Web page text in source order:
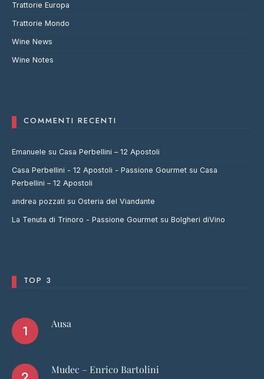
Trattorie Europa
Trattorie Mondo
Wine News
Wine Notes
COMMENTI RECENTI
Emanuele su Casa Perbellini – 12 Apostoli
Casa Perbellini - 12 Apostoli - Passione Gourmet su Casa
Perbellini – 12 Apostoli
andrea pozzati su Osteria del Viandante
La Tenuta di Trinoro - Passione Gourmet su Bolgheri diVino
TOP 3
Ausa
Mudec – Enrico Bartolini